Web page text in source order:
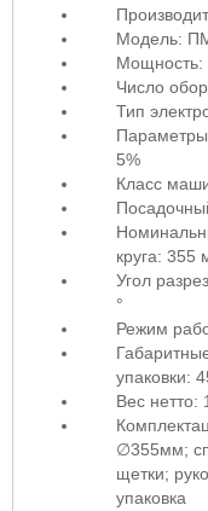
Модель:
Мощность:
Число
Тип
Параметры
5%
Класс
круга: 355
Угол
°
Режим
упаковки:
Вес нетто:
∅355мм;
щетки;
упаковка